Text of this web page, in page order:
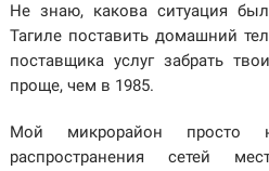
Не знаю, какова ситуация
Тагиле поставить домашний
поставщика услуг забрать
проще, чем в 1985.
Мой микрорайон
распространения сетей